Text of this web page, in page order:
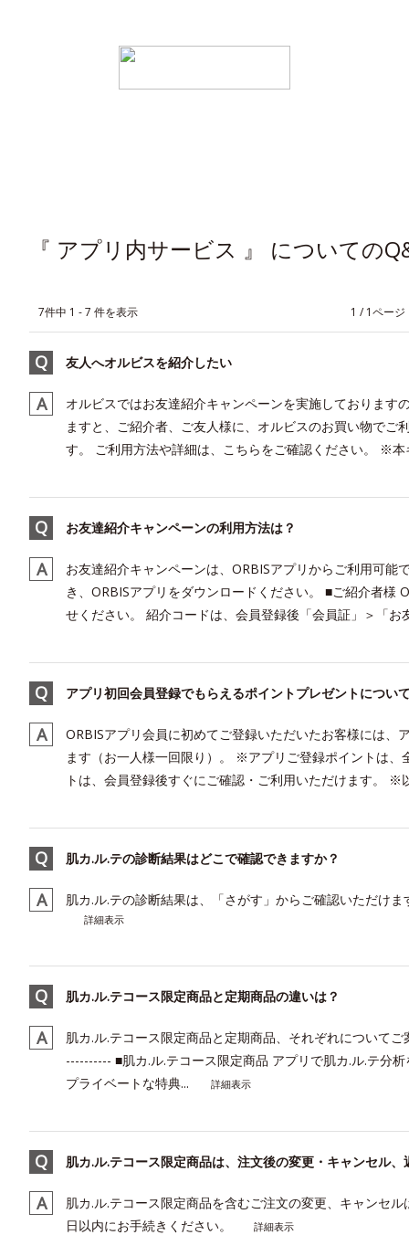
『 アプリ内サービス 』 についての
7件中 1 - 7 件を表示 1 / 1ページ
友人へオルビスを紹介したい
オルビスではお友達紹介キャンペーンを実施しておりま
ますと、ご紹介者、ご友人様に、オルビスのお買い物で
す。 ご利用方法や詳細は、こちらをご確認ください。 ※
お友達紹介キャンペーンの利用方法は？
お友達紹介キャンペーンは、ORBISアプリからご利用可
き、ORBISアプリをダウンロードください。 ■ご紹介者様
せください。 紹介コードは、会員登録後「会員証」＞「
アプリ初回会員登録でもらえるポイントプレゼントについ
ORBISアプリ会員に初めてご登録いただいたお客様には
ます（お一人様一回限り）。 ※アプリご登録ポイントは
トは、会員登録後すぐにご確認・ご利用いただけます。
肌カ.ル.テの診断結果はどこで確認できますか？
肌カ.ル.テの診断結果は、「さがす」からご確認いただけ
詳細表示
肌カ.ル.テコース限定商品と定期商品の違いは？
肌カ.ル.テコース限定商品と定期商品、それぞれについて
---------- ■肌カ.ル.テコース限定商品 アプリで肌カ.ル.テ分
プライベートな特典...
詳細表示
肌カ.ル.テコース限定商品は、注文後の変更・キャンセル
肌カ.ル.テコース限定商品を含むご注文の変更、キャンセ
日以内にお手続きください。
詳細表示